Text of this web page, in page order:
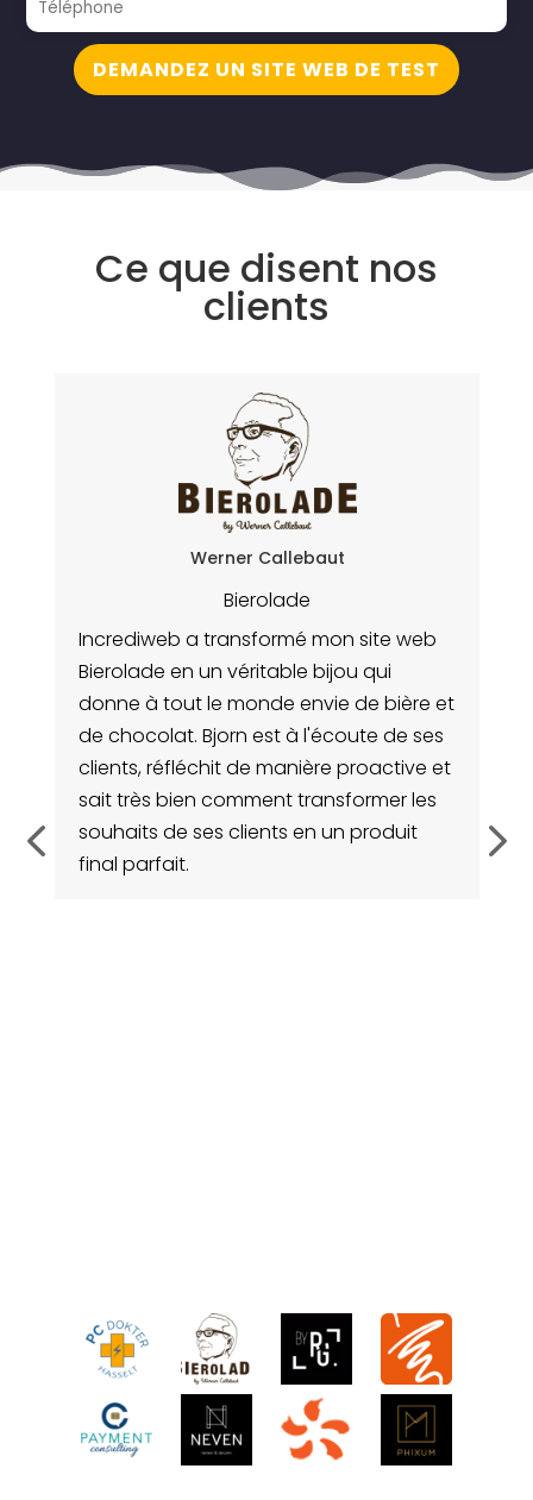
DEMANDEZ UN SITE WEB DE TEST
Ce que disent nos
clients
Werner Callebaut
Bierolade
Incrediweb a transformé mon site web
Bierolade en un véritable bijou qui
donne à tout le monde envie de bière et
de chocolat. Bjorn est à l'écoute de ses
clients, réfléchit de manière proactive et
sait très bien comment transformer les
souhaits de ses clients en un produit
final parfait.